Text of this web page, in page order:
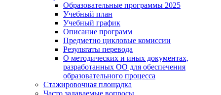
Образовательные программы 2025
Учебный план
Учебный график
Описание программ
Предметно цикловые комиссии
Результаты перевода
О методических и иных документах,
разработанных ОО для обеспечения
образовательного процесса
Стажировочная площадка
Часто задаваемые вопросы